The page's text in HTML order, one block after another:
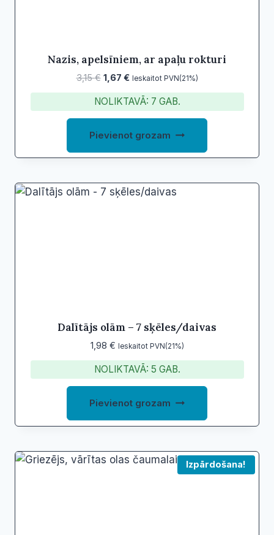
Nazis, apelsīniem, ar apaļu rokturi
3,15€ Original
price
was:
3,15 €.
1,67 €Current
price
is:
1,67 €.
Ieskaitot PVN(21%)
NOLIKTAVĀ: 7 GAB.
Pievienot grozam
Dalītājs olām – 7 sķēles/daivas
1,98 € Ieskaitot PVN(21%)
NOLIKTAVĀ: 5 GAB.
Pievienot grozam
Izpārdošana!